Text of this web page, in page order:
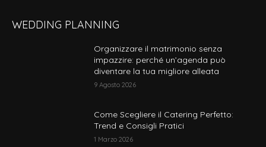
WEDDING PLANNING
Organizzare il matrimonio senza
impazzire: perché un’agenda può
diventare la tua migliore alleata
9 Agosto 2026
Come Scegliere il Catering Perfetto:
Trend e Consigli Pratici
1 Marzo 2026